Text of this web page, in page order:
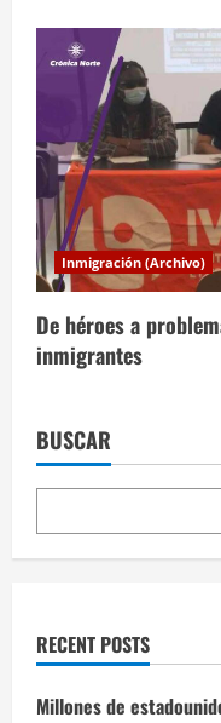
Inmigración (Archivo)
De héroes a
inmigrantes
BUSCAR
RECENT POSTS
Millones de